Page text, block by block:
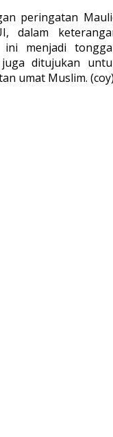
peringatan
dalam
ini menjadi
ditujukan
umat Muslim.